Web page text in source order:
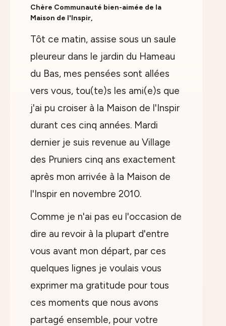
Chère Communauté bien-aimée de la
Maison de l'Inspir,
Tôt ce matin, assise sous un saule
pleureur dans le jardin du Hameau
du Bas, mes pensées sont allées
vers vous, tou(te)s les ami(e)s que
j'ai pu croiser à la Maison de l'Inspir
durant ces cinq années. Mardi
dernier je suis revenue au Village
des Pruniers cinq ans exactement
après mon arrivée à la Maison de
l'Inspir en novembre 2010.
Comme je n'ai pas eu l'occasion de
dire au revoir à la plupart d'entre
vous avant mon départ, par ces
quelques lignes je voulais vous
exprimer ma gratitude pour tous
ces moments que nous avons
partagé ensemble, pour votre